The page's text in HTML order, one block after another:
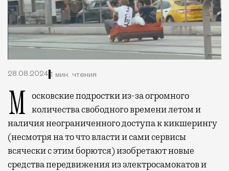
28.08.2024 1 мин. чтения
Московские подростки из-за огромного количества свободного времени летом и
наличия неограниченного доступа к кикшерингу
(несмотря на то что власти и сами сервисы
всячески с этим борются) изобретают новые
средства передвижения из электросамокатов и